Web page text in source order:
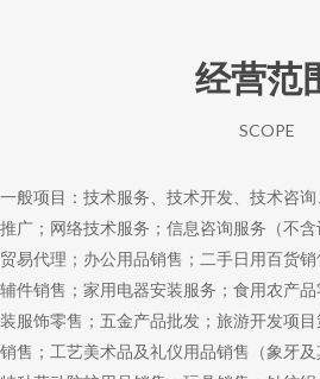
经营范
SCOPE
一般项目：技术服务、技术开发、技术咨
推广；网络技术服务；信息咨询服务（不
贸易代理；办公用品销售；二手日用百货
辅件销售；家用电器安装服务；食用农产
装服饰零售；五金产品批发；旅游开发项
销售；工艺美术品及礼仪用品销售（象牙